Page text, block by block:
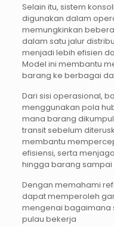
Selain itu, sistem
digunakan dalam
memungkinkan
dalam satu jalur
menjadi lebih efisien
Model ini membantu
barang ke berbagai
Dari sisi operasional,
menggunakan pola
mana barang
transit sebelum
membantu
efisiensi, serta
hingga barang sampai
Dengan memahami
dapat memperoleh
mengenai bagaimana
pulau bekerja